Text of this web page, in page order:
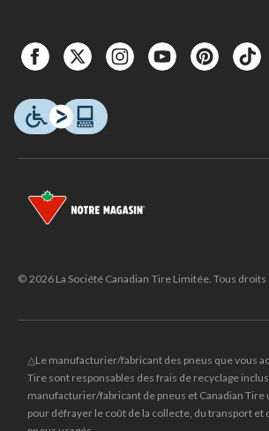
© 2026 La Société Canadian Tire Limitée. Tous droits
△Le manufacturier/fabricant des pneus que vous
Tire sont responsables des frais de recyclage
manufacturier/fabricant de pneus et Canadian Tire
pour défrayer le coût de la collecte, du transport et